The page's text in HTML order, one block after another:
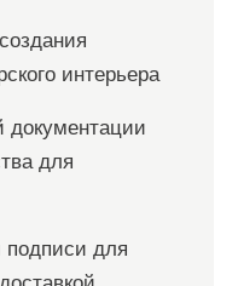
интерьера
документации
для
подписи для